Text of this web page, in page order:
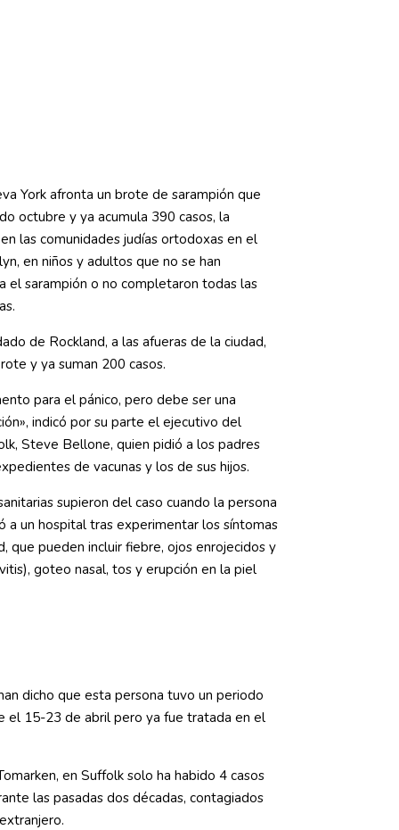
York afronta un brote de sarampión que
octubre y ya acumula 390 casos, la
las comunidades judías ortodoxas en el
en niños y adultos que no se han
el sarampión o no completaron todas las
de Rockland, a las afueras de la ciudad,
y ya suman 200 casos.
para el pánico, pero debe ser una
indicó por su parte el ejecutivo del
Steve Bellone, quien pidió a los padres
de vacunas y los de sus hijos.
supieron del caso cuando la persona
a un hospital tras experimentar los síntomas
que pueden incluir fiebre, ojos enrojecidos y
goteo nasal, tos y erupción en la piel
dicho que esta persona tuvo un periodo
el 15-23 de abril pero ya fue tratada en el
en Suffolk solo ha habido 4 casos
las pasadas dos décadas, contagiados